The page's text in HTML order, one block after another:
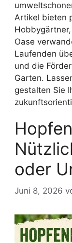
Artikel bieten
Oase
Laufenden
und die
Garten.
gestalten Sie
oder
Juni 8, 2026